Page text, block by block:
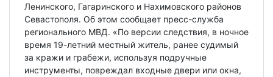
Ленинского, Гагаринского и Нахимовского районов
Севастополя. Об этом сообщает пресс-служба
регионального МВД. «По версии следствия, в ночное
время 19-летний местный житель, ранее судимый
за кражи и грабежи, используя подручные
инструменты, повреждал входные двери или окна,